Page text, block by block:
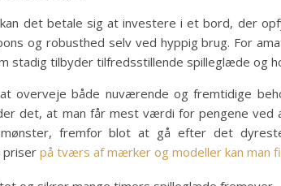
det betale sig at investere i et bord, der
og robusthed selv ved hyppig brug. For
stadig tilbyder tilfredsstillende spilleglæde og
overveje både nuværende og fremtidige
det, at man får mest værdi for pengene
fremfor blot at gå efter det
priserpå tværs af mærker og modeller kan man